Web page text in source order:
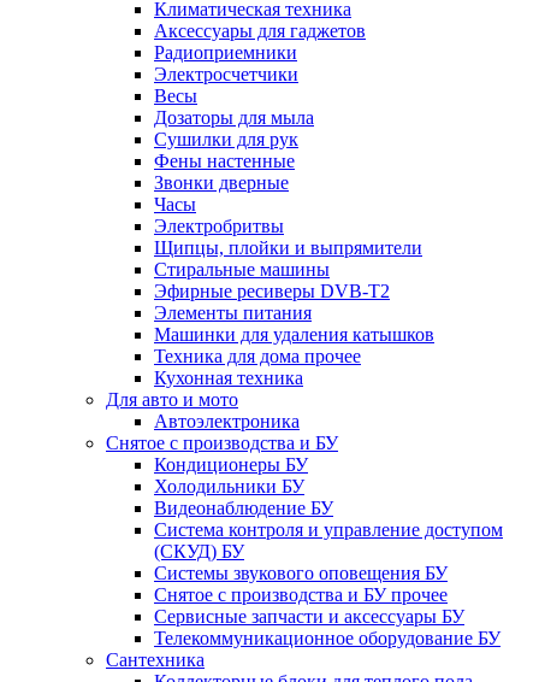
Климатическая техника
Аксессуары для гаджетов
Радиоприемники
Электросчетчики
Весы
Дозаторы для мыла
Сушилки для рук
Фены настенные
Звонки дверные
Часы
Электробритвы
Щипцы, плойки и выпрямители
Стиральные машины
Эфирные ресиверы DVB-T2
Элементы питания
Машинки для удаления катышков
Техника для дома прочее
Кухонная техника
Для авто и мото
Автоэлектроника
Снятое с производства и БУ
Кондиционеры БУ
Холодильники БУ
Видеонаблюдение БУ
Система контроля и управление доступом
(СКУД) БУ
Системы звукового оповещения БУ
Снятое с производства и БУ прочее
Сервисные запчасти и аксессуары БУ
Телекоммуникационное оборудование БУ
Сантехника